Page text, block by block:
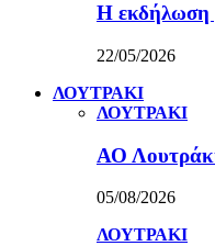
Η εκδήλωση
22/05/2026
ΛΟΥΤΡΑΚΙ
ΛΟΥΤΡΑΚΙ
ΑΟ
05/08/2026
ΛΟΥΤΡΑΚΙ